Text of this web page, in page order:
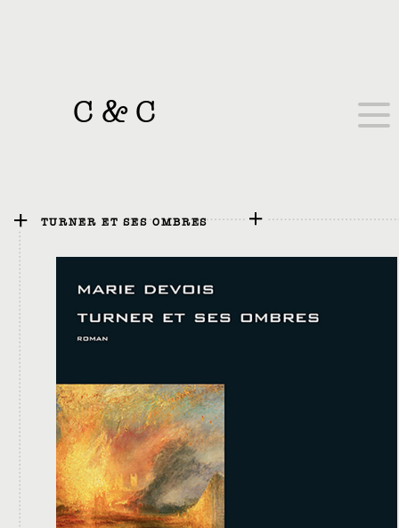
C &C
TURNER ET SES OMBRES